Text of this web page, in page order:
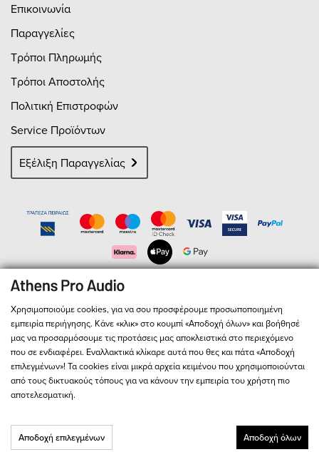
Επικοινωνία
Παραγγελίες
Τρόποι Πληρωμής
Τρόποι Αποστολής
Πολιτική Επιστροφών
Service Προϊόντων
Εξέλιξη Παραγγελίας
© 2026Athens Pro Audio- All Rights Reserved
την
Χρησιμοποιούμε cookies, για να σου προσφέρουμε προσωποποιημένη
εμπειρία περιήγησης. Κάνε «κλικ» στο κουμπί «Αποδοχή όλων» και βοήθησέ
μας να προσαρμόσουμε τις προτάσεις μας αποκλειστικά στο περιεχόμενο
που σε ενδιαφέρει. Εναλλακτικά κλίκαρε αυτά που θες και πάτα «Αποδοχή
επιλεγμένων»! Τα cookies είναι μικρά αρχεία κειμένου που χρησιμοποιούνται
από τους δικτυακούς τόπους για να κάνουν την εμπειρία του χρήστη πιο
αποτελεσματική.
Αποδοχή επιλεγμένων Αποδοχή όλων